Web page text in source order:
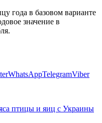
года в базовом варианте
значение в
WhatsAppTelegramViber
птицы и яиц с Украины